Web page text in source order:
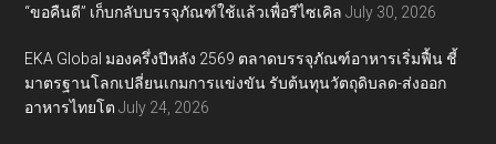
“ขอคืนดี” เก็บกลับบรรจุภัณฑ์ใช้แล้วเพื่อรีไซเคิล July 30, 2026
EKA Global มองครึ่งปีหลัง 2569 ตลาดบรรจุภัณฑ์อาหารเริ่มฟื้น ชี้
มาตรฐานโลกเปลี่ยนเกมการแข่งขัน รับต้นทุนวัตถุดิบลด-ส่งออก
อาหารไทยโต July 24, 2026